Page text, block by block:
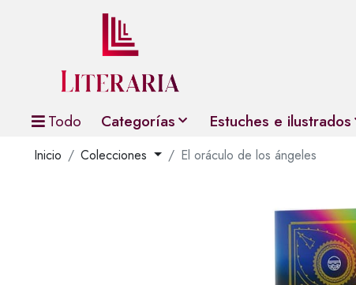
Todo Categorías Estuches e ilustrados
Inicio Colecciones El oráculo de los ángeles